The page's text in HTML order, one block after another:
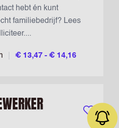
€ 13,47 - € 14,16
hebt én kunt
familiebedrijf? Lees
Bewaar